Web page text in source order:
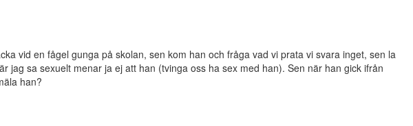
vid en fågel gunga på skolan, sen kom han och fråga vad vi prata vi svara inget, sen la
sa sexuelt menar ja ej att han (tvinga oss ha sex med han). Sen när han gick ifrån
han?